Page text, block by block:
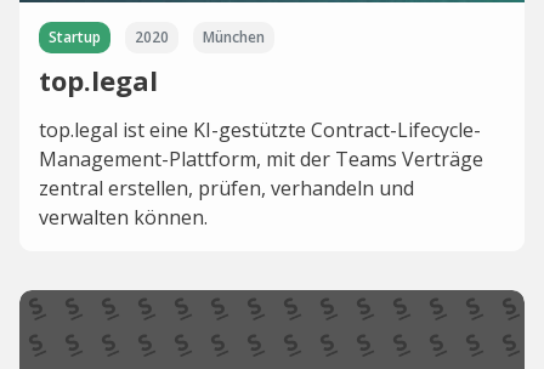
Startup 2020 München
top.legal
top.legal ist eine KI-gestützte Contract-Lifecycle-
Management-Plattform, mit der Teams Verträge
zentral erstellen, prüfen, verhandeln und
verwalten können.